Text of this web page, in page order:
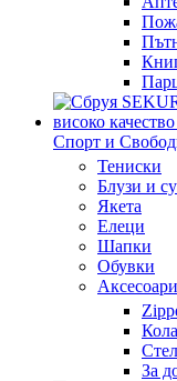
Спорт и
Тениски
Блузи и
Якета
Елеци
Шапки
Обувки
Аксесоари
За